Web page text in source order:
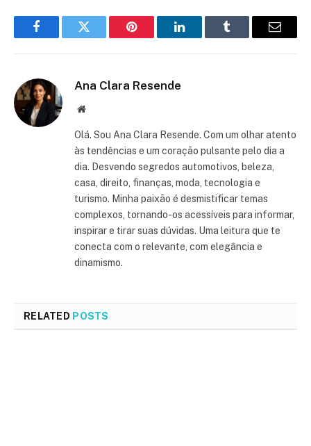
FacebookTwitter Pinterest LinkedInTumblr Email
Ana Clara Resende
Website
Olá. Sou Ana Clara Resende. Com um olhar atento
às tendências e um coração pulsante pelo dia a
dia. Desvendo segredos automotivos, beleza,
casa, direito, finanças, moda, tecnologia e
turismo. Minha paixão é desmistificar temas
complexos, tornando-os acessíveis para informar,
inspirar e tirar suas dúvidas. Uma leitura que te
conecta com o relevante, com elegância e
dinamismo.
RELATED POSTS